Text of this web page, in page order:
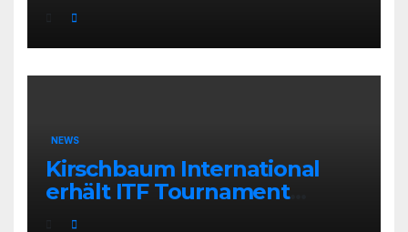
NEWS
Kirschbaum International
erhält ITF Tournament
Recognition Award 2025